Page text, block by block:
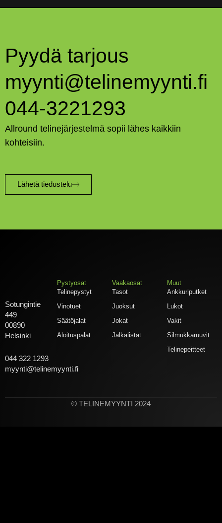
Pyydä tarjous
myynti@telinemyynti.fi
044-3221293
Allround telinejärjestelmä sopii lähes kaikkiin
kohteisiin.
Lähetä tiedustelu
Sotungintie
449
00890
Helsinki
044 322 1293
myynti@telinemyynti.fi
Pystyosat
Telinepystyt
Vinotuet
Säätöjalat
Aloituspalat
Vaakaosat
Tasot
Juoksut
Jokat
Jalkalistat
Muut
Ankkuriputket
Lukot
Vakit
Silmukkaruuvit
Telinepeitteet
© TELINEMYYNTI 2024